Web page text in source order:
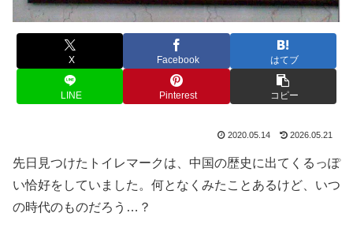
X Facebook はてブ
LINE Pinterest コピー
2020.05.14 2026.05.21
先日見つけたトイレマークは、中国の歴史に出てくるっぽ
い恰好をしていました。何となくみたことあるけど、いつ
の時代のものだろう…？